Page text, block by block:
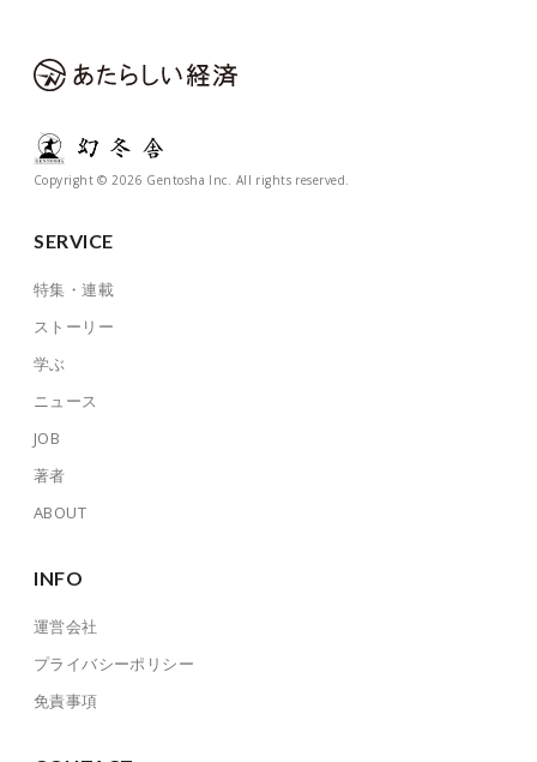
Copyright © 2026 Gentosha Inc. All rights reserved.
SERVICE
特集・連載
ストーリー
学ぶ
ニュース
JOB
著者
ABOUT
INFO
運営会社
プライバシーポリシー
免責事項